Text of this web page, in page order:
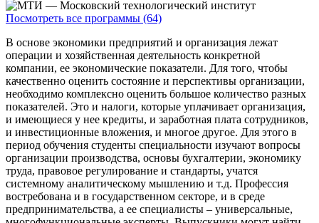
Посмотреть все программы (64)
В основе экономики предприятий и организация лежат
операции и хозяйственная деятельность конкретной
компании, ее экономические показатели. Для того, чтобы
качественно оценить состояние и перспективы организации,
необходимо комплексно оценить большое количество разных
показателей. Это и налоги, которые уплачивает организация,
и имеющиеся у нее кредиты, и заработная плата сотрудников,
и инвестиционные вложения, и многое другое. Для этого в
период обучения студенты специальности изучают вопросы
организации производства, основы бухгалтерии, экономику
труда, правовое регулирование и стандарты, учатся
системному аналитическому мышлению и т.д. Профессия
востребована и в государственном секторе, и в среде
предпринимательства, а ее специалисты – универсальные,